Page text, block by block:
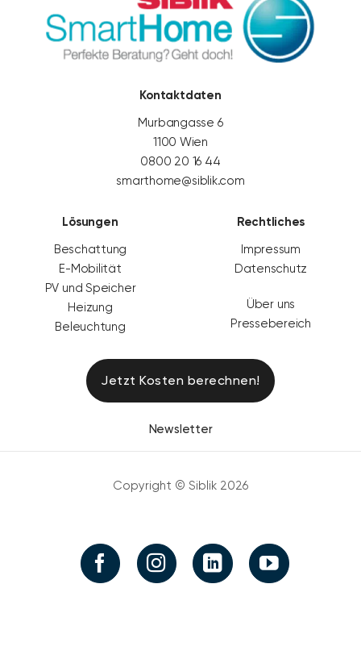
Kontaktdaten
Murbangasse 6
1100 Wien
0800 20 16 44
smarthome@siblik.com
Lösungen
Beschattung
E-Mobilität
PV und Speicher
Heizung
Beleuchtung
Rechtliches
Impressum
Datenschutz
Über uns
Pressebereich
Jetzt Kosten berechnen!
Newsletter
Copyright © Siblik 2026